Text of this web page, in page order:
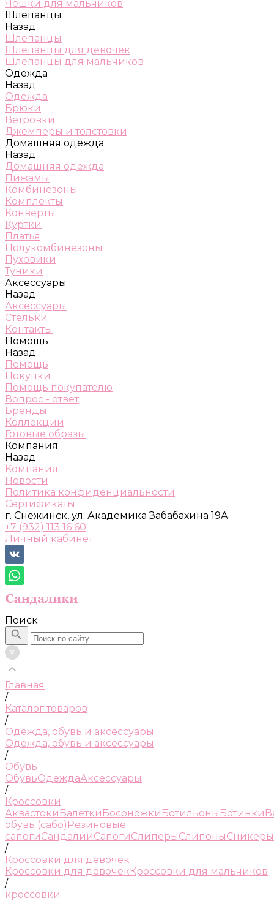
Чешки для мальчиков
Шлепанцы
Назад
Шлепанцы
Шлепанцы для девочек
Шлепанцы для мальчиков
Одежда
Назад
Одежда
Брюки
Ветровки
Джемперы и толстовки
Домашняя одежда
Назад
Домашняя одежда
Пижамы
Комбинезоны
Комплекты
Конверты
Куртки
Платья
Полукомбинезоны
Пуховики
Туники
Аксессуары
Назад
Аксессуары
Стельки
Контакты
Помощь
Назад
Помощь
Покупки
Помощь покупателю
Вопрос - ответ
Бренды
Коллекции
Готовые образы
Компания
Назад
Компания
Новости
Политика конфиденциальности
Сертификаты
г. Снежинск, ул. Академика Забабахина 19А
+7 (932) 113 16 60
Личный кабинет
Поиск
Главная
/
Каталог товаров
/
Одежда, обувь и аксессуары
Одежда, обувь и аксессуары
/
Обувь
ОбувьОдеждаАксессуары
/
Кроссовки
Аквастоки Балетки Босоножки Ботильоны Ботинки
обувь (сабо) Резиновые
сапогиСандалииСапогиСлиперыСлипоныСникеры
/
Кроссовки для девочек
Кроссовки для девочекКроссовки для мальчиков
/
кроссовки